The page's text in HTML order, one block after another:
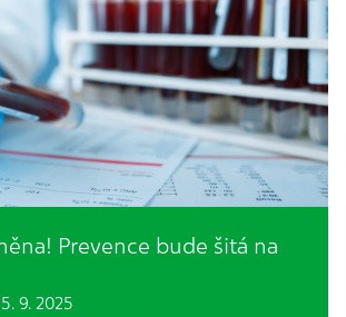
Prevence bude šitá na
9. 2025